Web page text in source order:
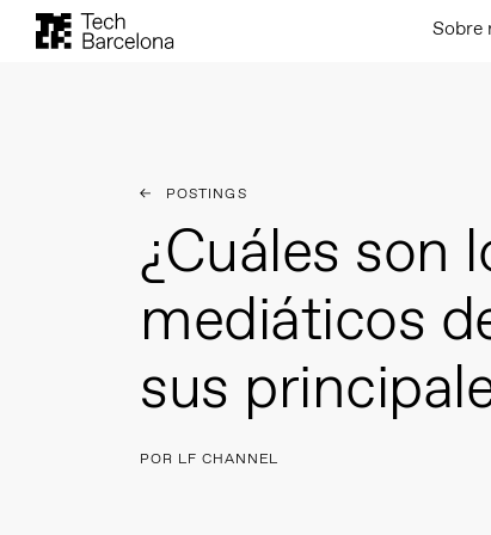
Sobre
POSTINGS
¿Cuáles son
mediáticos
sus
POR LF CHANNEL